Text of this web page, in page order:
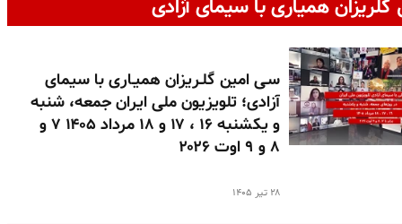
همیاری با سیمای آزادی
سـی امین گلـریزان همیـاری با سیمای
آزادی؛ تلویزیون ملی ایران جمعه، شنبه
و یکشنبه ۱۶ ، ۱۷ و ۱۸ مرداد ۱۴۰۵ ۷ و
۸ و ۹ اوت ۲۰۲۶
۲۸ تیر ۱۴۰۵